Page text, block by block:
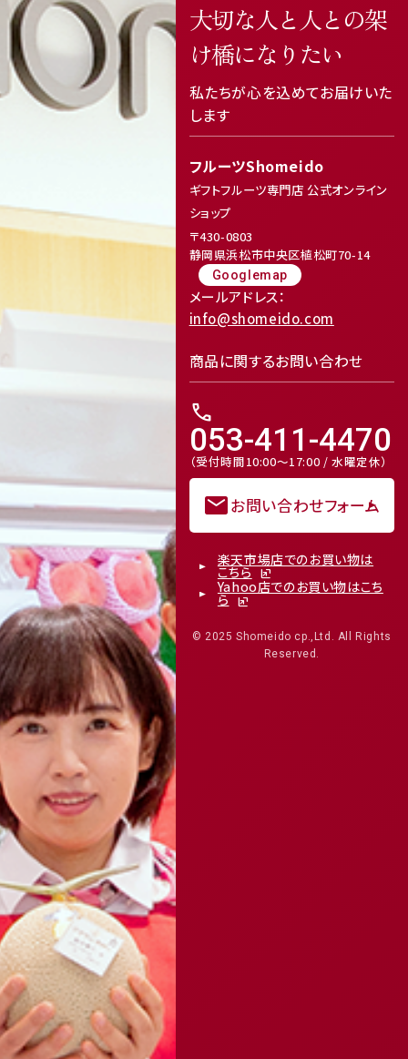
大切な人と人との架
け橋になりたい
私たちが心を込めてお届けいた
します
フルーツShomeido
ギフトフルーツ専門店 公式オンライン
ショップ
〒430-0803
静岡県浜松市中央区植松町70-14
Googlemap
メールアドレス：
info@shomeido.com
商品に関するお問い合わせ
call
053-411-4470
（受付時間10:00～17:00 / 水曜定休）
mailお問い合わせフォーム
楽天市場店でのお買い物は
こちら
Yahoo店でのお買い物はこち
ら
© 2025 Shomeido cp.,Ltd. All Rights
Reserved.